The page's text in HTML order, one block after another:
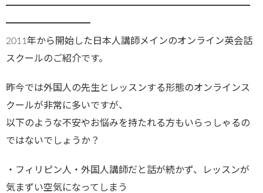
━━━━━━━━━━━━━━━━━━━━━━━━━━
━━━━━━━━━
2011年から開始した日本人講師メインのオンライン英会話
スクールのご紹介です。
昨今では外国人の先生とレッスンする形態のオンラインス
クールが非常に多いですが、
以下のような不安やお悩みを持たれる方もいらっしゃるの
ではないでしょうか？
・フィリピン人・外国人講師だと話が続かず、レッスンが
気まずい空気になってしまう